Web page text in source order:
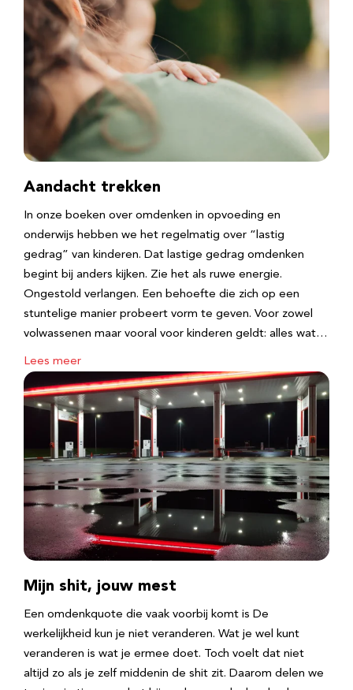
Aandacht trekken
In onze boeken over omdenken in opvoeding en
onderwijs hebben we het regelmatig over “lastig
gedrag” van kinderen. Dat lastige gedrag omdenken
begint bij anders kijken. Zie het als ruwe energie.
Ongestold verlangen. Een behoefte die zich op een
stuntelige manier probeert vorm te geven. Voor zowel
volwassenen maar vooral voor kinderen geldt: alles wat…
Lees meer
Mijn shit, jouw mest
Een omdenkquote die vaak voorbij komt is De
werkelijkheid kun je niet veranderen. Wat je wel kunt
veranderen is wat je ermee doet. Toch voelt dat niet
altijd zo als je zelf middenin de shit zit. Daarom delen we